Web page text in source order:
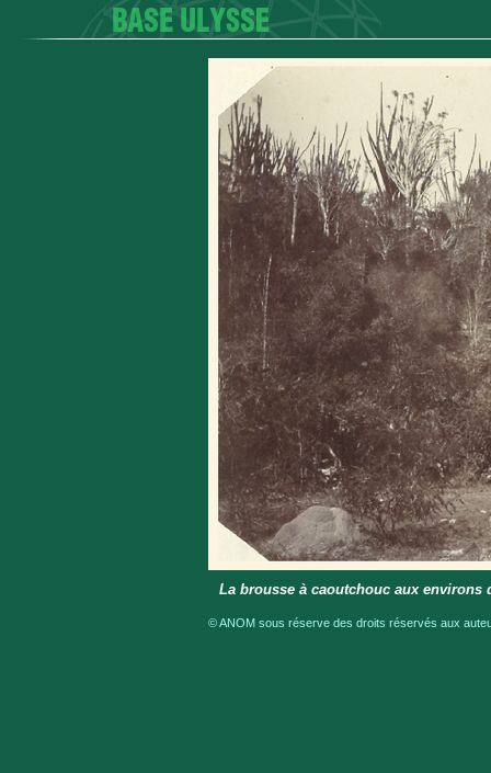
La brousse à caoutchouc aux environs
© ANOM sous réserve des droits réservés aux